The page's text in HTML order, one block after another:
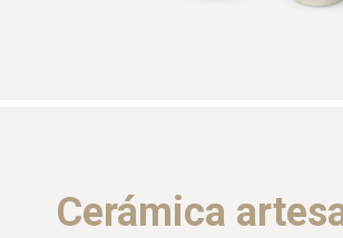
Cerámica